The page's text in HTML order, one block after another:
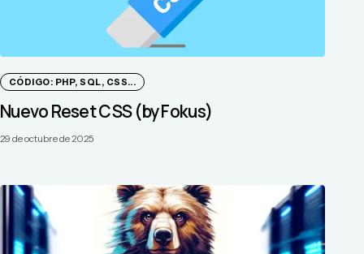
CÓDIGO: PHP, SQL, CSS...
Nuevo Reset CSS (by Fokus)
29 de octubre de 2025